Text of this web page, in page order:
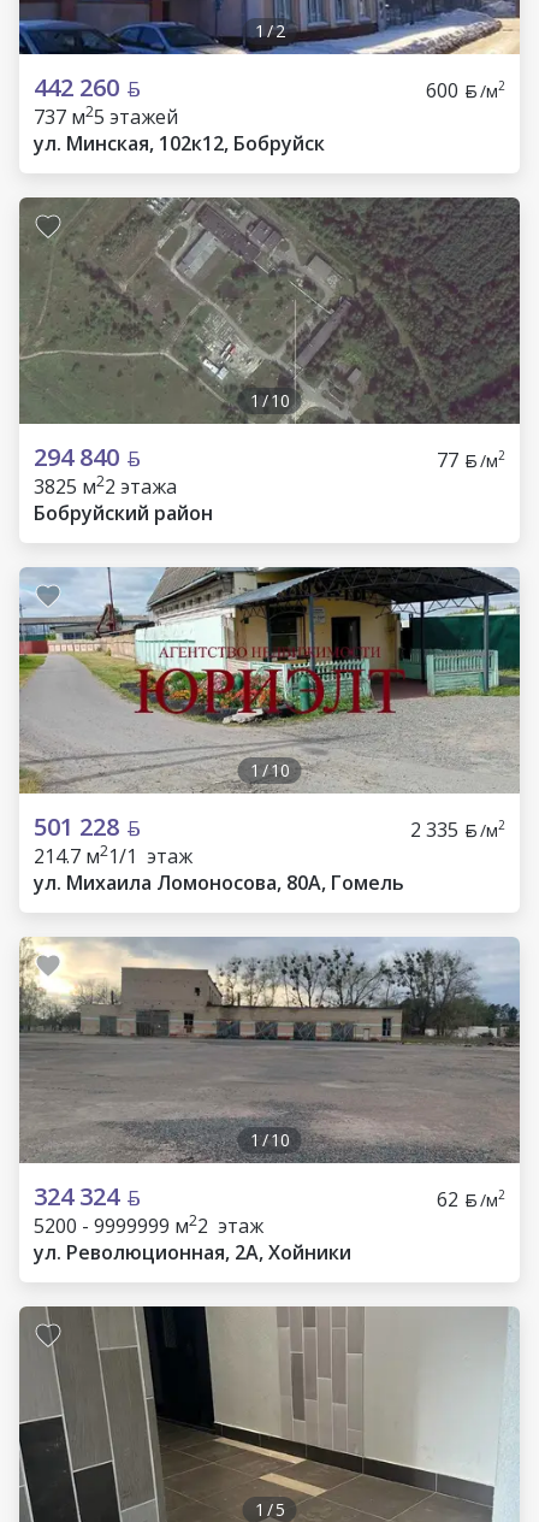
1 /2
442 260 600 /м2
737 м25 этажей
ул. Минская, 102к12, Бобруйск
1/10
294 840 77 /м2
3825 м22 этажа
Бобруйский район
1 /10
501 228 2 335 /м2
214.7 м21/1 этаж
ул. Михаила Ломоносова, 80А, Гомель
1/10
324 324 62 /м2
5200 - 9999999 м22 этаж
ул. Революционная, 2А, Хойники
1 /5